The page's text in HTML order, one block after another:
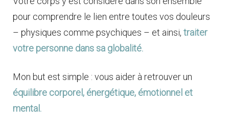
pour comprendre le lien entre toutes vos douleurs
– physiques comme psychiques – et ainsi, traiter
votre personne dans sa globalité.
Mon but est simple : vous aider à retrouver un
équilibre corporel, énergétique, émotionnel et
mental.